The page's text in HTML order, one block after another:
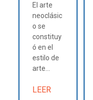
El arte
neoclásic
o se
constituy
ó en el
estilo de
arte...
LEER